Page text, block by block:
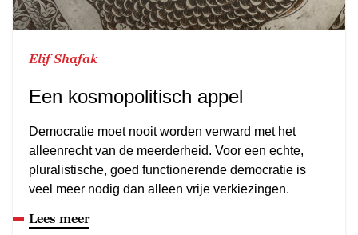
Elif Shafak
Een kosmopolitisch appel
Democratie moet nooit worden verward met het
alleenrecht van de meerderheid. Voor een echte,
pluralistische, goed functionerende democratie is
veel meer nodig dan alleen vrije verkiezingen.
Lees meer